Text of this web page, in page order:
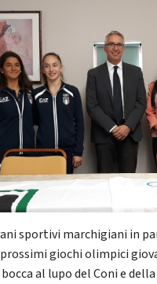
sportivi marchigiani in
giochi olimpici
al lupo del Coni e